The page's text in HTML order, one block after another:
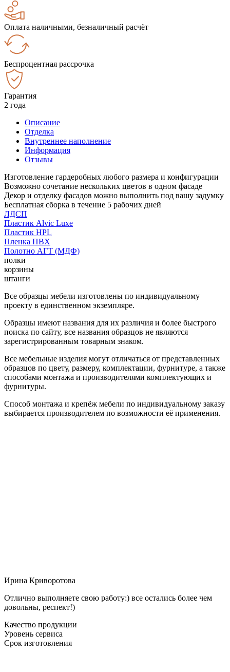
Оплата наличными, безналичный расчёт
Беспроцентная рассрочка
Гарантия
2 года
Описание
Отделка
Внутреннее наполнение
Информация
Отзывы
Изготовление гардеробных любого размера и конфигурации
Возможно сочетание нескольких цветов в одном фасаде
Декор и отделку фасадов можно выполнить под вашу задумку
Бесплатная сборка в течение 5 рабочих дней
ЛДСП
Пластик Alvic Luxe
Пластик HPL
Пленка ПВХ
Полотно АГТ (МДФ)
полки
корзины
штанги
Все образцы мебели изготовлены по индивидуальному
проекту в единственном экземпляре.
Образцы имеют названия для их различия и более быстрого
поиска по сайту, все названия образцов не являются
зарегистрированным товарным знаком.
Все мебельные изделия могут отличаться от представленных
образцов по цвету, размеру, комплектации, фурнитуре, а также
способами монтажа и производителями комплектующих и
фурнитуры.
Способ монтажа и крепёж мебели по индивидуальному заказу
выбирается производителем по возможности её применения.
Ирина Криворотова
Отлично выполняете свою работу:) все остались более чем
довольны, респект!)
Качество продукции
Уровень сервиса
Срок изготовления